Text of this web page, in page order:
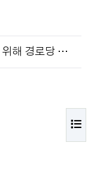
오미크론 확산대응 고령층 감염차단 위해 경로당 등 운영 전면중단(2.14)